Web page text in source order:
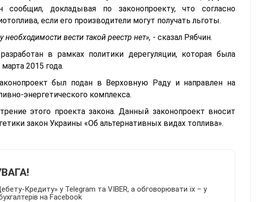
докладывая по законопроекту, что согласно
если его производители могут получать льготы.
вести такой реестр нет», - сказал Рябчин.
в рамках политики дерегуляции, которая была
2015 года.
был подан в Верховную Раду и направлен на
энергетического комплекса.
этого проекта закона. Данный законопроект вносит
закон Украины «Об альтернативных видах топлива».
Кредиту» у Telegram та VIBER, а обговорювати їх – у
на Facebook